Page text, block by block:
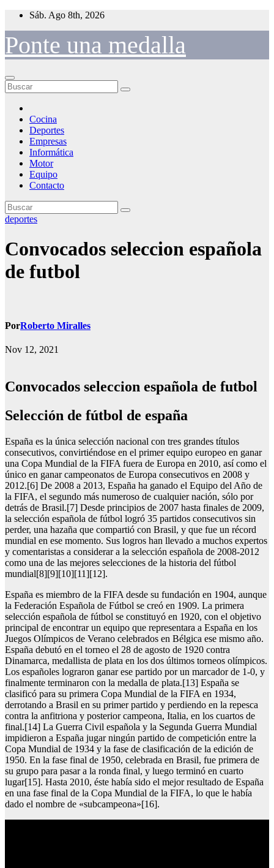
Saltar
contenido
Sáb. Ago 8th, 2026
Ponte una medalla
Cocina
Deportes
Empresas
Informática
Motor
Equipo
Contacto
deportes
Convocados seleccion española
de futbol
PorRoberto Miralles
Nov 12, 2021
Convocados seleccion española de futbol
selección de fútbol de españa
España es la única selección nacional con tres grandes títulos
consecutivos, convirtiéndose en el primer equipo europeo en ganar
una Copa Mundial de la FIFA fuera de Europa en 2010, así como el
único en ganar campeonatos de Europa consecutivos en 2008 y
2012.[6] De 2008 a 2013, España ha ganado el Equipo del Año de
la FIFA, el segundo más numeroso de cualquier nación, sólo por
detrás de Brasil.[7] Desde principios de 2007 hasta finales de 2009,
la selección española de fútbol logró 35 partidos consecutivos sin
perder, una hazaña que compartió con Brasil, y que fue un récord
mundial en ese momento. Sus logros han llevado a muchos expertos
y comentaristas a considerar a la selección española de 2008-2012
como una de las mejores selecciones de la historia del fútbol
mundial[8][9][10][11][12].
España es miembro de la FIFA desde su fundación en 1904, aunque
la Federación Española de Fútbol se creó en 1909. La primera
selección española de fútbol se constituyó en 1920, con el objetivo
principal de encontrar un equipo que representara a España en los
Juegos Olímpicos de Verano celebrados en Bélgica ese mismo año.
España debutó en el torneo el 28 de agosto de 1920 contra
Dinamarca, medallista de plata en los dos últimos torneos olímpicos.
Los españoles lograron ganar ese partido por un marcador de 1-0, y
finalmente terminaron con la medalla de plata.[13] España se
clasificó para su primera Copa Mundial de la FIFA en 1934,
derrotando a Brasil en su primer partido y perdiendo en la repesca
contra la anfitriona y posterior campeona, Italia, en los cuartos de
final.[14] La Guerra Civil española y la Segunda Guerra Mundial
impidieron a España jugar ningún partido de competición entre la
Copa Mundial de 1934 y la fase de clasificación de la edición de
1950. En la fase final de 1950, celebrada en Brasil, fue primera de
su grupo para pasar a la ronda final, y luego terminó en cuarto
lugar[15]. Hasta 2010, éste había sido el mejor resultado de España
en una fase final de la Copa Mundial de la FIFA, lo que le había
dado el nombre de «subcampeona»[16].